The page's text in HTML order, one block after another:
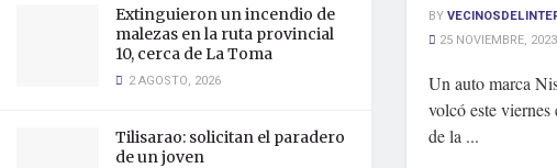
Extinguieron un incendio de
malezas en la ruta provincial
10, cerca de La Toma
2 AGOSTO, 2026
Tilisarao: solicitan el paradero
de un joven
BY
25 NOVIEMBRE, 2023
Un auto marca
volcó este
de la ...